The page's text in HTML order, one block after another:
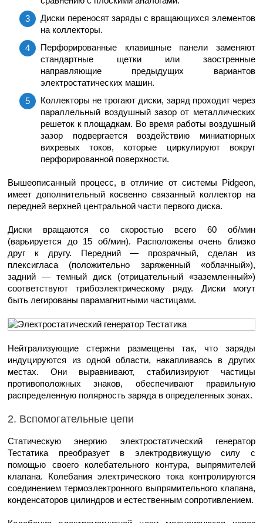
Диски переносят заряды с вращающихся элементов
на коллекторы.
Перфорированные клавишные панели заменяют
стандартные щетки или заостренные
направляющие предыдущих вариантов
электростатических машин.
Коллекторы не трогают диски, заряд проходит через
параллельный воздушный зазор от металлических
решеток к площадкам. Во время работы воздушный
зазор подвергается воздействию миниатюрных
вихревых токов, которые циркулируют вокруг
перфорированной поверхности.
Вышеописанный процесс, в отличие от системы Pidgeon,
имеет дополнительный косвенно связанный коллектор на
передней верхней центральной части первого диска.
Диски вращаются со скоростью всего 60 об/мин
(варьируется до 15 об/мин). Расположены очень близко
друг к другу. Передний — прозрачный, сделан из
плексигласа (положительно заряженный «облачный»),
задний — темный диск (отрицательный «заземленный»)
соответствуют трибоэлектрическому ряду. Диски могут
быть легированы парамагнитными частицами.
Нейтрализующие стержни размещены так, что заряды
индуцируются из одной области, накапливаясь в других
местах. Они выравнивают, стабилизируют частицы
противоположных знаков, обеспечивают правильную
распределенную полярность заряда в определенных зонах.
2. Вспомогательные цепи
Статическую энергию электростатический генератор
Тестатика преобразует в электродвижущую силу с
помощью своего колебательного контура, выпрямителей
клапана. Колебания электрического тока контролируются
соединением термоэлектронного выпрямительного клапана,
конденсаторов цилиндров и естественным сопротивлением.